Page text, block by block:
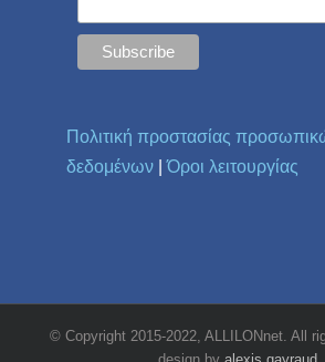
Πολιτική προστασίας
δεδομένων |Όροι λειτουργίας
© Copyright 2015-2022, ALLILONnet. All